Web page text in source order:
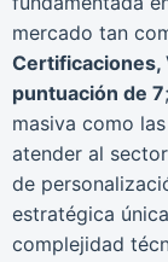
mercado tan
Certificaciones,
puntuación de 7
masiva como
atender al
de
estratégica
complejidad